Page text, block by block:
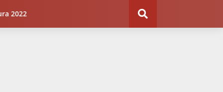
2022